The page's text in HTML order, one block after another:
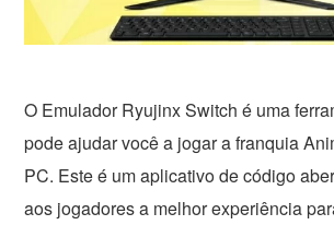
O Emulador Ryujinx Switch é uma
pode ajudar você a jogar a franquia
PC. Este é um aplicativo de código
aos jogadores a melhor experiência